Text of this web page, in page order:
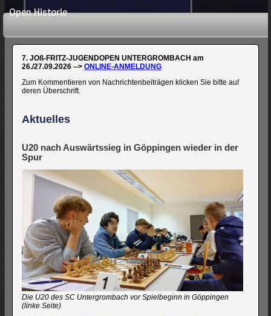
Open Historie
7. JOß-FRITZ-JUGENDOPEN UNTERGROMBACH am
26./27.09.2026 --> ONLINE-ANMELDUNG
Zum Kommentieren von Nachrichtenbeiträgen klicken Sie bitte auf
deren Überschrift.
Aktuelles
U20 nach Auswärtssieg in Göppingen wieder in der
Spur
Die U20 des SC Untergrombach vor Spielbeginn in Göppingen
(linke Seite)